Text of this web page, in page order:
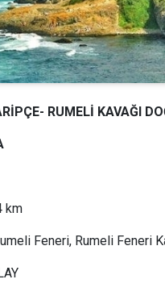
RUMELİ KAVAĞI
km
Feneri, Rumeli Feneri